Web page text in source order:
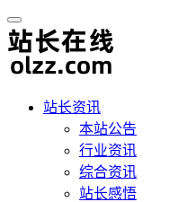
站长资讯
本站公告
行业资讯
综合资讯
站长感悟